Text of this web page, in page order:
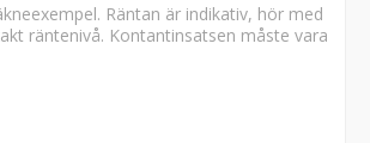
Räntan är indikativ, hör med
räntenivå. Kontantinsatsen måste vara